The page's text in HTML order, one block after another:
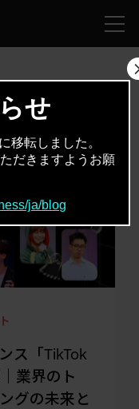
ス「TikTok
業界のト
グの未来と
せ
移転しました。
だきますようお願
ja/blog